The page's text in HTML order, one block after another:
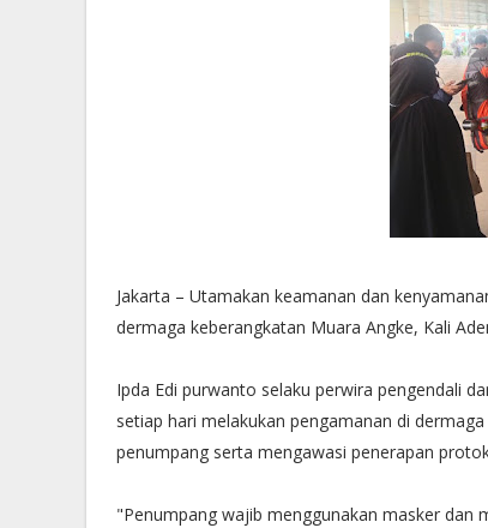
Jakarta – Utamakan keamanan dan
dermaga keberangkatan Muara Angke, Kali
Ipda Edi purwanto selaku perwira pengendali
setiap hari melakukan pengamanan di
penumpang serta mengawasi penerapan
"Penumpang wajib menggunakan masker dan